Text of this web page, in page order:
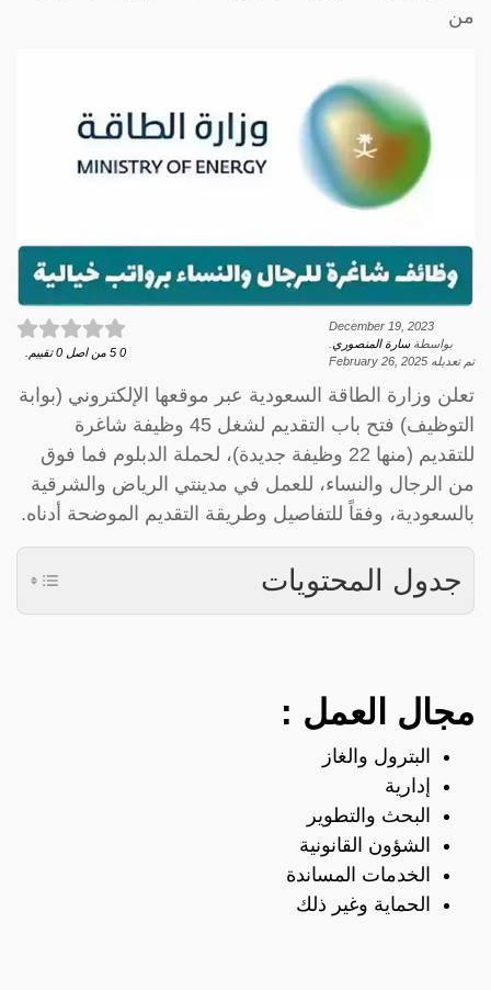
من
December 19, 2023
بواسطةسارة المنصوري
تم تعديله February 26, 2025
0
5 من اصل 0 تقييم.
تعلن وزارة الطاقة السعودية عبر موقعها الإلكتروني (بوابة
التوظيف) فتح باب التقديم لشغل 45 وظيفة شاغرة
للتقديم (منها 22 وظيفة جديدة)، لحملة الدبلوم فما فوق
من الرجال والنساء، للعمل في مدينتي الرياض والشرقية
بالسعودية، وفقاً للتفاصيل وطريقة التقديم الموضحة أدناه.
جدول المحتويات
مجال العمل :
البترول والغاز
إدارية
البحث والتطوير
الشؤون القانونية
الخدمات المساندة
الحماية وغير ذلك